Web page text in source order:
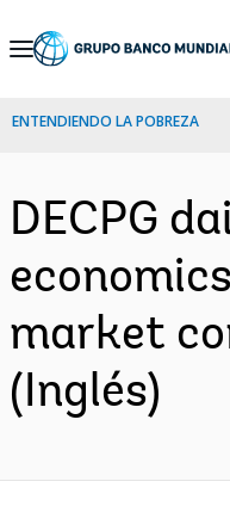
Skip
Navigation
ENTENDIENDO LA POBREZA
DECPG
market
(Inglés)